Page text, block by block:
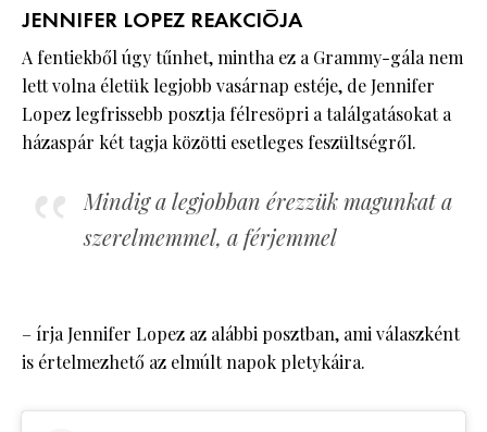
JENNIFER LOPEZ REAKCIÓJA
A fentiekből úgy tűnhet, mintha ez a Grammy-gála nem
lett volna életük legjobb vasárnap estéje, de Jennifer
Lopez legfrissebb posztja félresöpri a találgatásokat a
házaspár két tagja közötti esetleges feszültségről.
Mindig a legjobban érezzük magunkat a
szerelmemmel, a férjemmel
– írja Jennifer Lopez az alábbi posztban, ami válaszként
is értelmezhető az elmúlt napok pletykáira.